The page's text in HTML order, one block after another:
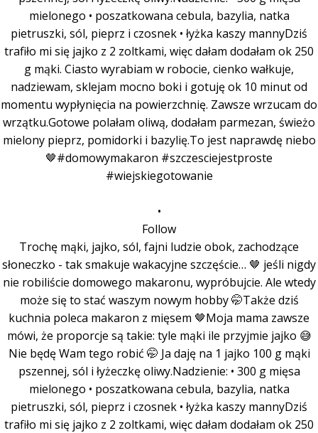
•
Follow
Trochę mąki, jajko, sól, fajni ludzie obok, zachodzące
słoneczko - tak smakuje wakacyjne szczęście… 🤎 jeśli nigdy
nie robiliście domowego makaronu, wypróbujcie. Ale wtedy
może się to stać waszym nowym hobby 🤭Także dziś
kuchnia poleca makaron z mięsem 🤎Moja mama zawsze
mówi, że proporcje są takie: tyle mąki ile przyjmie jajko 😅
Nie będę Wam tego robić 🤭 Ja daję na 1 jajko 100 g mąki
pszennej, sól i łyżeczkę oliwy.Nadzienie: • 300 g mięsa
mielonego • poszatkowana cebula, bazylia, natka
pietruszki, sól, pieprz i czosnek • łyżka kaszy mannyDziś
trafiło mi się jajko z 2 zoltkami, więc dałam dodałam ok 250